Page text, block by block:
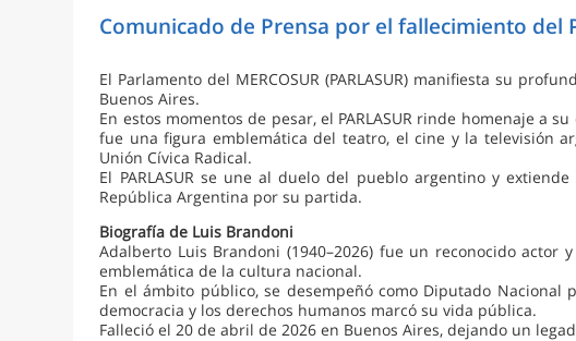
Comunicado de Prensa por el fallecimiento del
El Parlamento del MERCOSUR (PARLASUR) manifiesta su
Buenos Aires.
En estos momentos de pesar, el PARLASUR rinde homenaje a
fue una figura emblemática del teatro, el cine y la televisión
Unión Cívica Radical.
El PARLASUR se une al duelo del pueblo argentino y
República Argentina por su partida.
Biografía de Luis Brandoni
Adalberto Luis Brandoni (1940–2026) fue un reconocido
emblemática de la cultura nacional.
En el ámbito público, se desempeñó como Diputado
democracia y los derechos humanos marcó su vida pública.
Falleció el 20 de abril de 2026 en Buenos Aires, dejando un